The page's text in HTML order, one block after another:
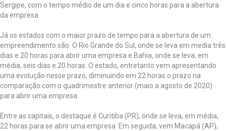
Sergipe, com o tempo médio de um dia e cinco horas para a abertura
da empresa.
Já os estados com o maior prazo de tempo para a abertura de um
empreendimento são: O Rio Grande do Sul, onde se leva em media três
dias e 20 horas para abrir uma empresa e Bahia, onde se leva, em
média, seis dias e 20 horas. O estado, entretanto vem apresentando
uma evolução nesse prazo, diminuindo em 22 horas o prazo na
comparação com o quadrimestre anterior (maio a agosto de 2020)
para abrir uma empresa.
Entre as capitais, o destaque é Curitiba (PR), onde se leva, em média,
22 horas para se abrir uma empresa. Em seguida, vem Macapá (AP),